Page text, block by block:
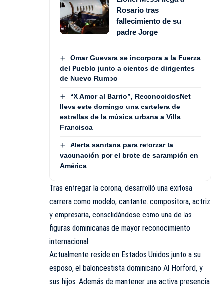
Rosario tras
fallecimiento de su
padre Jorge
Omar Guevara se incorpora a la Fuerza
del Pueblo junto a cientos de dirigentes
de Nuevo Rumbo
“X Amor al Barrio”, ReconocidosNet
lleva este domingo una cartelera de
estrellas de la música urbana a Villa
Francisca
Alerta sanitaria para reforzar la
vacunación por el brote de sarampión en
América
Tras entregar la corona, desarrolló una exitosa
carrera como modelo, cantante, compositora, actriz
y empresaria, consolidándose como una de las
figuras dominicanas de mayor reconocimiento
internacional.
Actualmente reside en Estados Unidos junto a su
esposo, el baloncestista dominicano Al Horford, y
sus hijos. Además de mantener una activa presencia